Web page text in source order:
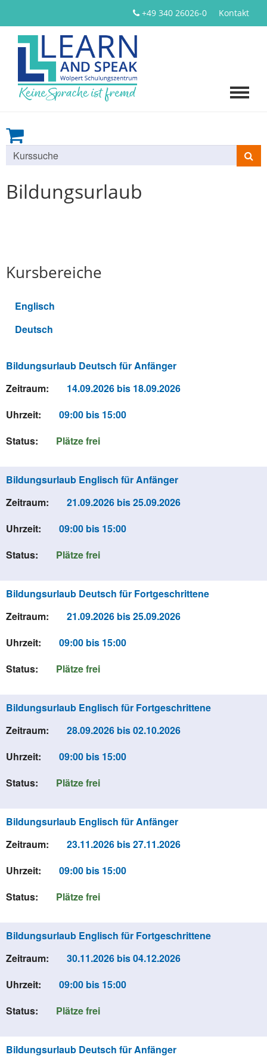
+49 340 26026-0 Kontakt
Kurse
suchen
Bildungsurlaub
Kursbereiche
Englisch
Deutsch
Bildungsurlaub Deutsch für Anfänger
Zeitraum:
14.09.2026 bis 18.09.2026
Uhrzeit:
09:00 bis 15:00
Status:
Plätze frei
Bildungsurlaub Englisch für Anfänger
Zeitraum:
21.09.2026 bis 25.09.2026
Uhrzeit:
09:00 bis 15:00
Status:
Plätze frei
Bildungsurlaub Deutsch für Fortgeschrittene
Zeitraum:
21.09.2026 bis 25.09.2026
Uhrzeit:
09:00 bis 15:00
Status:
Plätze frei
Bildungsurlaub Englisch für Fortgeschrittene
Zeitraum:
28.09.2026 bis 02.10.2026
Uhrzeit:
09:00 bis 15:00
Status:
Plätze frei
Bildungsurlaub Englisch für Anfänger
Zeitraum:
23.11.2026 bis 27.11.2026
Uhrzeit:
09:00 bis 15:00
Status:
Plätze frei
Bildungsurlaub Englisch für Fortgeschrittene
Zeitraum:
30.11.2026 bis 04.12.2026
Uhrzeit:
09:00 bis 15:00
Status:
Plätze frei
Bildungsurlaub Deutsch für Anfänger